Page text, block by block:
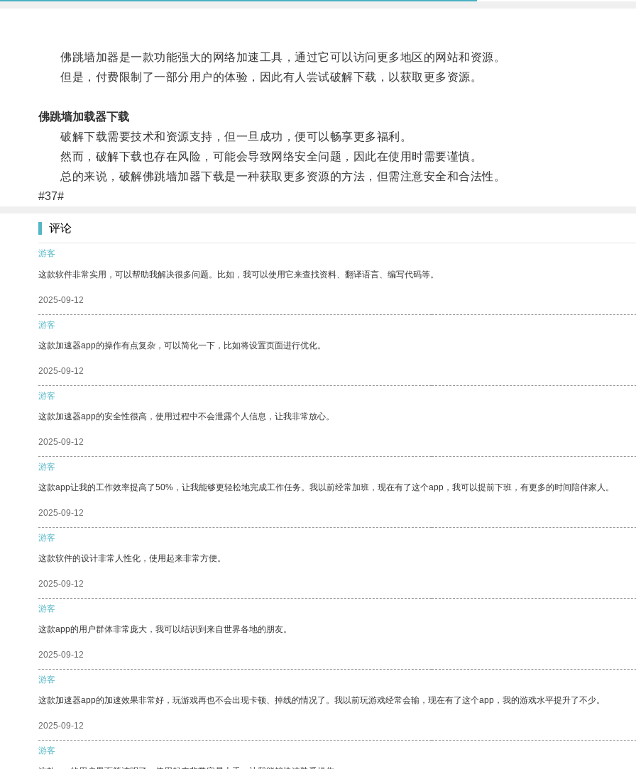
佛跳墙加器是一款功能强大的网络加速工具，通过它可以访问更多地区的网站和资源。
但是，付费限制了一部分用户的体验，因此有人尝试破解下载，以获取更多资源。
佛跳墙加载器下载
破解下载需要技术和资源支持，但一旦成功，便可以畅享更多福利。
然而，破解下载也存在风险，可能会导致网络安全问题，因此在使用时需要谨慎。
总的来说，破解佛跳墙加器下载是一种获取更多资源的方法，但需注意安全和合法性。
#37#
评论
游客
这款软件非常实用，可以帮助我解决很多问题。比如，我可以使用它来查找资料、翻译语言、编写代码等。
2025-09-12
游客
这款加速器app的操作有点复杂，可以简化一下，比如将设置页面进行优化。
2025-09-12
游客
这款加速器app的安全性很高，使用过程中不会泄露个人信息，让我非常放心。
2025-09-12
游客
这款app让我的工作效率提高了50%，让我能够更轻松地完成工作任务。我以前经常加班，现在有了这个app，我可以提前下班，有更多的时间陪伴家人。
2025-09-12
游客
这款软件的设计非常人性化，使用起来非常方便。
2025-09-12
游客
这款app的用户群体非常庞大，我可以结识到来自世界各地的朋友。
2025-09-12
游客
这款加速器app的加速效果非常好，玩游戏再也不会出现卡顿、掉线的情况了。我以前玩游戏经常会输，现在有了这个app，我的游戏水平提升了不少。
2025-09-12
游客